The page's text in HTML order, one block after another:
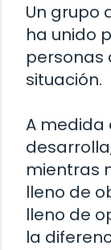
Un grupo
ha unido
personas
situación.
A medida
mientras
lleno de
lleno de
la